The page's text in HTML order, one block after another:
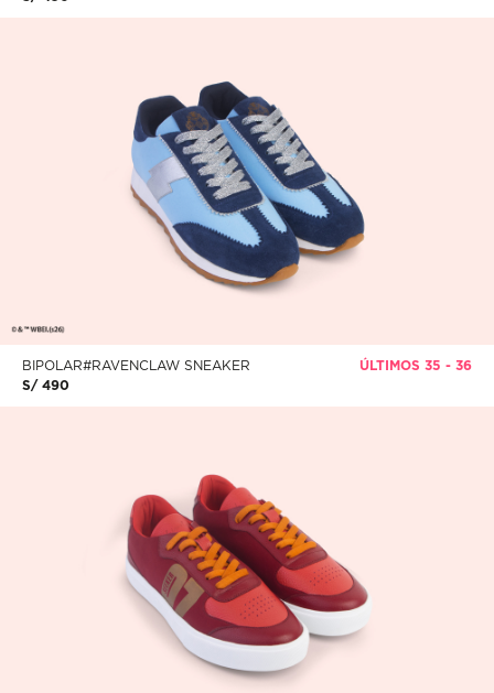
BIPOLAR#RAVENCLAW SNEAKER
S/ 490
ÚLTIMOS 35 - 36